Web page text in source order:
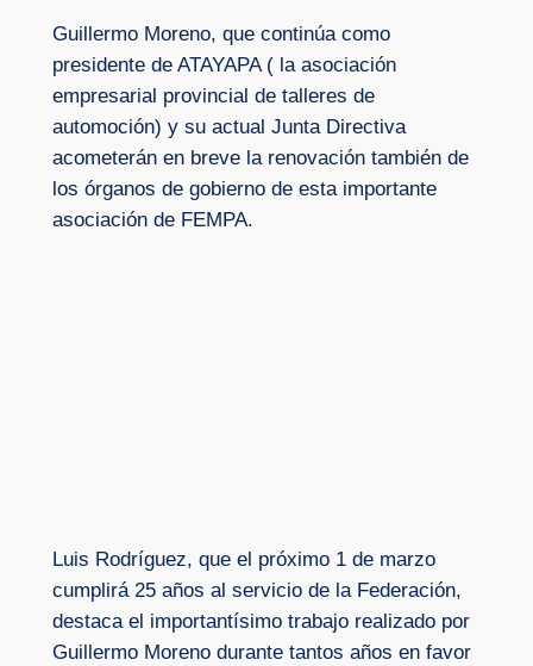
Guillermo Moreno, que continúa como
presidente de ATAYAPA ( la asociación
empresarial provincial de talleres de
automoción) y su actual Junta Directiva
acometerán en breve la renovación también de
los órganos de gobierno de esta importante
asociación de FEMPA.
Luis Rodríguez, que el próximo 1 de marzo
cumplirá 25 años al servicio de la Federación,
destaca el importantísimo trabajo realizado por
Guillermo Moreno durante tantos años en favor